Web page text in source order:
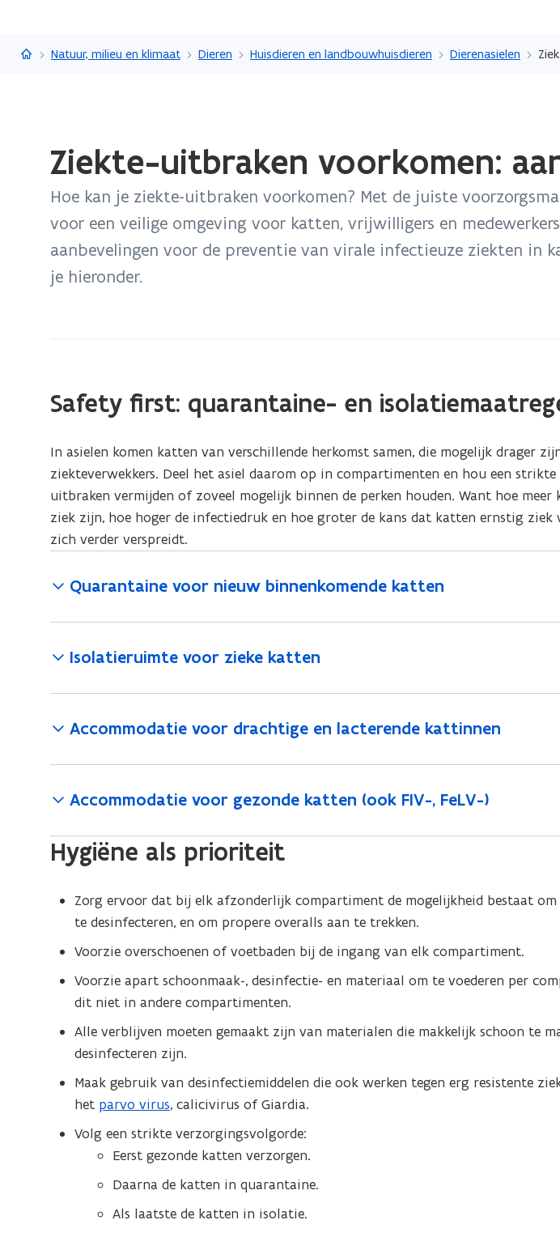
Vlaanderen.be
Natuur, milieu en klimaat Dieren Huisdieren en landbouwhuisdieren Dierenasielen
laden.
bevindt
Ziekte-
kattenasielen
Ziekte-uitbraken voorkomen:
Hoe kan je ziekte-uitbraken voorkomen? Met de juiste
voor een veilige omgeving voor katten, vrijwilligers en
aanbevelingen voor de preventie van virale infectieuze ziekten in
je hieronder.
Safety first: quarantaine- en
In asielen komen katten van verschillende herkomst samen, die mogelijk drager
ziekteverwekkers. Deel het asiel daarom op in compartimenten en hou een
uitbraken vermijden of zoveel mogelijk binnen de perken houden. Want hoe
ziek zijn, hoe hoger de infectiedruk en hoe groter de kans dat katten ernstig ziek
zich verder verspreidt.
Quarantaine voor nieuw binnenkomende katten
Isolatieruimte voor zieke katten
Accommodatie voor drachtige en lacterende kattinnen
Accommodatie voor gezonde katten (ook FIV-, FeLV-)
Hygiëne als prioriteit
Zorg ervoor dat bij elk afzonderlijk compartiment de mogelijkheid bestaat om
te desinfecteren, en om propere overalls aan te trekken.
Voorzie overschoenen of voetbaden bij de ingang van elk compartiment.
Voorzie apart schoonmaak-, desinfectie- en materiaal om te voederen per
dit niet in andere compartimenten.
Alle verblijven moeten gemaakt zijn van materialen die makkelijk schoon te
desinfecteren zijn.
Maak gebruik van desinfectiemiddelen die ook werken tegen erg resistente
het parvo virus, calicivirus of Giardia.
Volg een strikte verzorgingsvolgorde:
Eerst gezonde katten verzorgen.
Daarna de katten in quarantaine.
Als laatste de katten in isolatie.